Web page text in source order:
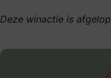
Deze winactie is